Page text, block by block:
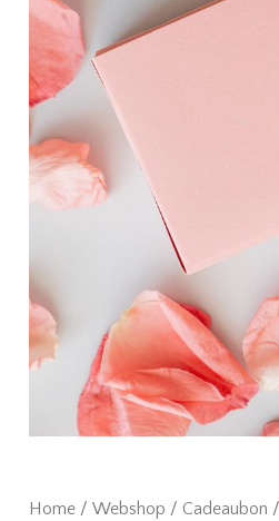
Home /Webshop / Cadeaubon